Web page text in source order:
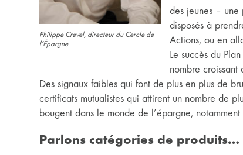
Philippe Crevel, directeur du Cercle de
l’Épargne
des jeunes –
disposés à
Actions, ou en
Le succès du
nombre croissant
Des signaux faibles qui font de plus en plus de
certificats mutualistes qui attirent un nombre de
bougent dans le monde de l’épargne,
Parlons catégories de